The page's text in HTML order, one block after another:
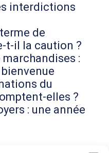
interdictions
de
t-il la caution ?
:
du
elles ?
: une année